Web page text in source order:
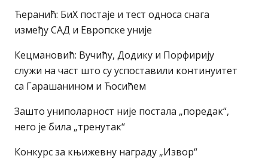
Ћеранић: БиХ постаје и тест односа снага
између САД и Европске уније
Кецмановић: Вучићу, Додику и Порфирију
служи на част што су успоставили континуитет
са Гарашанином и Ћосићем
Зашто униполарност није постала „поредак“,
него је била „тренутак“
Конкурс за књижевну награду „Извор“